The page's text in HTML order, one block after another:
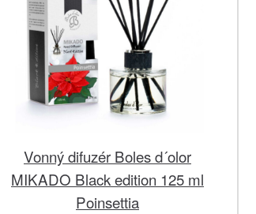
Vonný difuzér Boles d´olor
MIKADO Black edition 125 ml
Poinsettia